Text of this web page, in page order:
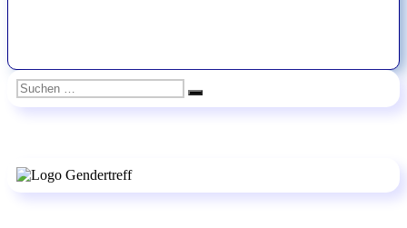
Suchen
nach:
Suchen